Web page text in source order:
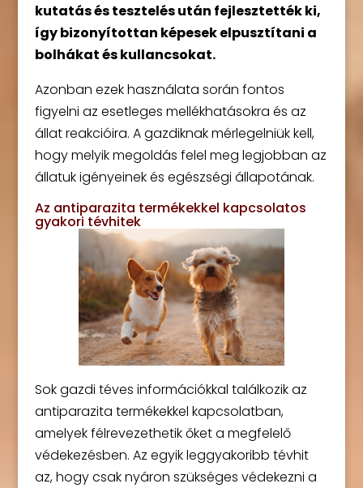
kutatás és tesztelés után fejlesztették ki,
így bizonyítottan képesek elpusztítani a
bolhákat és kullancsokat.
Azonban ezek használata során fontos
figyelni az esetleges mellékhatásokra és az
állat reakcióira. A gazdiknak mérlegelniük kell,
hogy melyik megoldás felel meg legjobban az
állatuk igényeinek és egészségi állapotának.
Az antiparazita termékekkel kapcsolatos
gyakori tévhitek
Sok gazdi téves információkkal találkozik az
antiparazita termékekkel kapcsolatban,
amelyek félrevezethetik őket a megfelelő
védekezésben. Az egyik leggyakoribb tévhit
az, hogy csak nyáron szükséges védekezni a